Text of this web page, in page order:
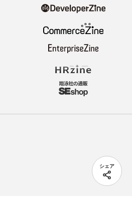
シェア